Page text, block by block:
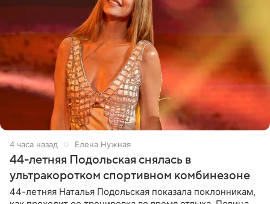
4 часа назад Елена Нужная
44-летняя Подольская снялась в
ультракоротком спортивном комбинезоне
44-летняя Наталья Подольская показала поклонникам,